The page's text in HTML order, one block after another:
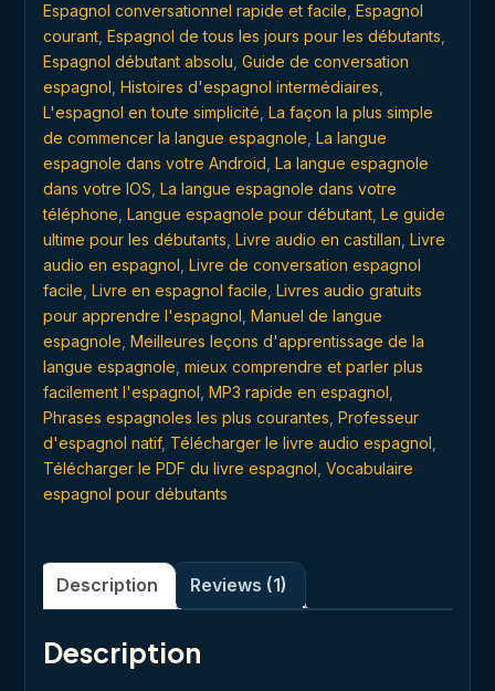
Espagnol conversationnel rapide et facile Espagnol
courant Espagnol de tous les jours pour les débutants
Espagnol débutant absolu Guide de conversation
espagnol Histoires d'espagnol intermédiaires
L'espagnol en toute simplicité La façon la plus simple
de commencer la langue espagnole La langue
espagnole dans votre Android La langue espagnole
dans votre IOS La langue espagnole dans votre
téléphone Langue espagnole pour débutant Le guide
ultime pour les débutants Livre audio en castillan Livre
audio en espagnol Livre de conversation espagnol
facile Livre en espagnol facile Livres audio gratuits
pour apprendre l'espagnol Manuel de langue
espagnole Meilleures leçons d'apprentissage de la
langue espagnole mieux comprendre et parler plus
facilement l'espagnol MP3 rapide en espagnol
Phrases espagnoles les plus courantes Professeur
d'espagnol natif, Télécharger le livre audio espagnol
Télécharger le PDF du livre espagnol Vocabulaire
espagnol pour débutants
Description Reviews (1)
Description